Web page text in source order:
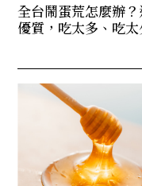
全台鬧蛋荒怎麼辦
優質，吃太多、吃